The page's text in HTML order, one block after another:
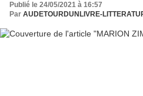
Publié le 24/05/2021 à 16:57
Par AUDETOURDUNLIVRE-